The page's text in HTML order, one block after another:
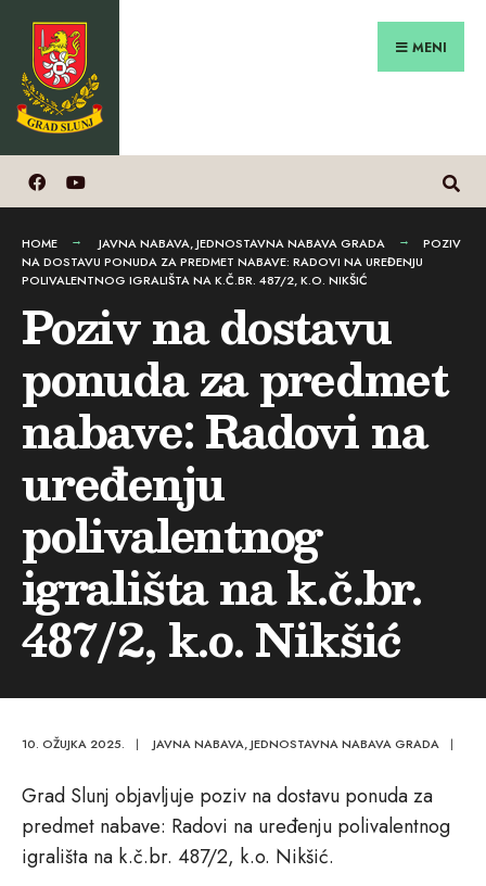
Preskoči
sadržaj
MENI
HOME JAVNA NABAVA,JEDNOSTAVNA NABAVA GRADA
POZIV
NA DOSTAVU PONUDA ZA PREDMET NABAVE: RADOVI NA UREĐENJU
POLIVALENTNOG IGRALIŠTA NA K.Č.BR. 487/2, K.O. NIKŠIĆ
Poziv na dostavu
ponuda za predmet
nabave: Radovi na
uređenju
polivalentnog
igrališta na k.č.br.
487/2, k.o. Nikšić
10. OŽUJKA 2025. | JAVNA NABAVA,JEDNOSTAVNA NABAVA GRADA |
Grad Slunj objavljuje poziv na dostavu ponuda za
predmet nabave: Radovi na uređenju polivalentnog
igrališta na k.č.br. 487/2, k.o. Nikšić.
for: